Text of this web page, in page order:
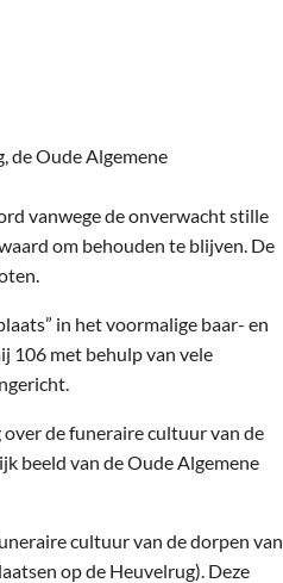
de Oude Algemene
vanwege de onverwacht stille
om behouden te blijven. De
in het voormalige baar- en
106 met behulp van vele
de funeraire cultuur van de
beeld van de Oude Algemene
cultuur van de dorpen van
op de Heuvelrug). Deze